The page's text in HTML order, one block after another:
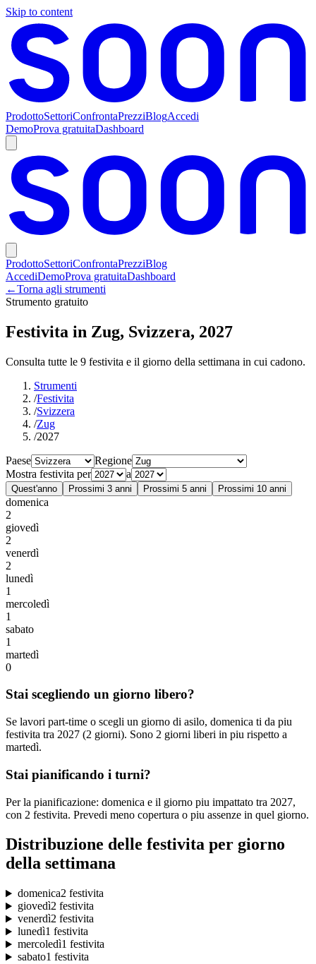
Skip to content
ProdottoSettoriConfrontaPrezziBlogAccedi
DemoProva gratuitaDashboard
ProdottoSettoriConfrontaPrezziBlog
AccediDemoProva gratuitaDashboard
←Torna agli strumenti
Strumento gratuito
Festivita in Zug, Svizzera, 2027
Consulta tutte le 9 festivita e il giorno della settimana in cui cadono.
Strumenti
/Festivita
/Svizzera
/Zug
/2027
Paese
Regione
Mostra festivita per
a
Quest'anno Prossimi 3 anni Prossimi 5 anni Prossimi 10 anni
domenica
2
giovedì
2
venerdì
2
lunedì
1
mercoledì
1
sabato
1
martedì
0
Stai scegliendo un giorno libero?
Se lavori part-time o scegli un giorno di asilo, domenica ti da piu
festivita tra 2027 (2 giorni). Sono 2 giorni liberi in piu rispetto a
martedì.
Stai pianificando i turni?
Per la pianificazione: domenica e il giorno piu impattato tra 2027,
con 2 festivita. Prevedi meno copertura o piu assenze in quel giorno.
Distribuzione delle festivita per giorno
della settimana
domenica2 festivita
giovedì2 festivita
venerdì2 festivita
lunedì1 festivita
mercoledì1 festivita
sabato1 festivita